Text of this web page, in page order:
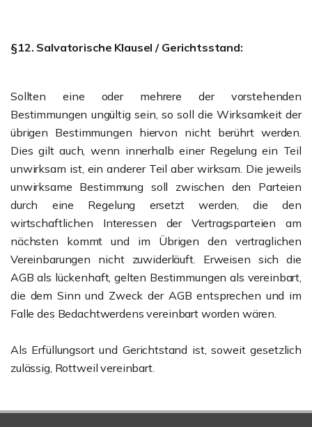
§12. Salvatorische Klausel / Gerichtsstand:
Sollten eine oder mehrere der vorstehenden
Bestimmungen ungültig sein, so soll die Wirksamkeit der
übrigen Bestimmungen hiervon nicht berührt werden.
Dies gilt auch, wenn innerhalb einer Regelung ein Teil
unwirksam ist, ein anderer Teil aber wirksam. Die jeweils
unwirksame Bestimmung soll zwischen den Parteien
durch eine Regelung ersetzt werden, die den
wirtschaftlichen Interessen der Vertragsparteien am
nächsten kommt und im Übrigen den vertraglichen
Vereinbarungen nicht zuwiderläuft. Erweisen sich die
AGB als lückenhaft, gelten Bestimmungen als vereinbart,
die dem Sinn und Zweck der AGB entsprechen und im
Falle des Bedachtwerdens vereinbart worden wären.
Als Erfüllungsort und Gerichtstand ist, soweit gesetzlich
zulässig, Rottweil vereinbart.